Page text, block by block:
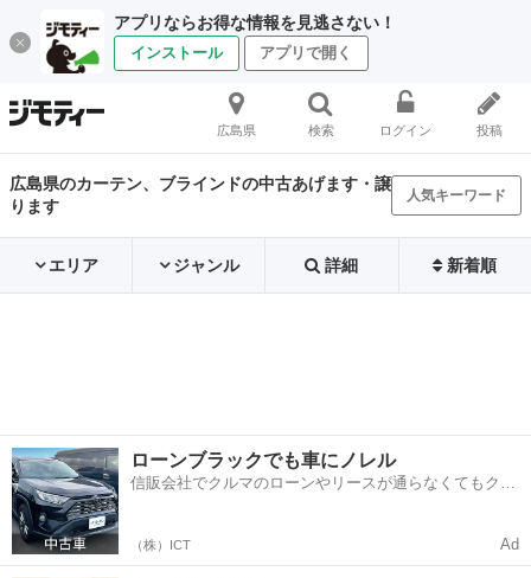
アプリならお得な情報を見逃さない！
インストール アプリで開く
広島県 検索 ログイン 投稿
広島県のカーテン、ブラインドの中古あげます・譲
ります
人気キーワード
エリア ジャンル 詳細 新着順
ローンブラックでも車にノレル
信販会社でクルマのローンやリースが通らなくてもクル
（株）ICT Ad